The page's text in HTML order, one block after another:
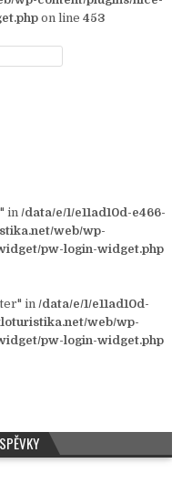
on line453
in/data/e/1/e11ad10d-e466-
web/wp-
pw-login-widget.php
in/data/e/1/e11ad10d-
web/wp-
pw-login-widget.php